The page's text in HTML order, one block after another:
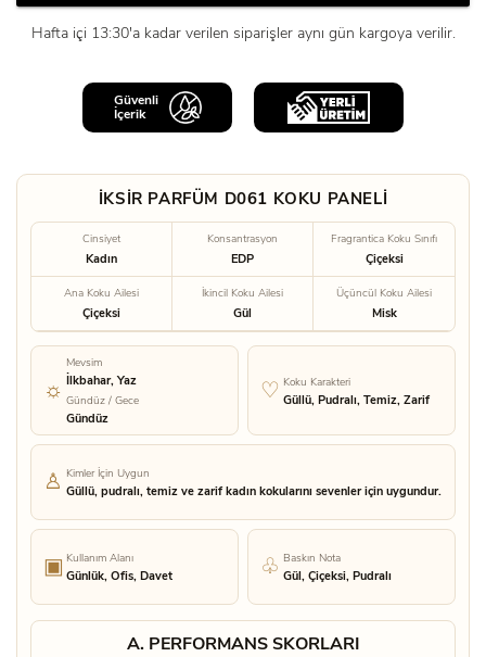
Hafta içi 13:30'a kadar verilen siparişler aynı gün kargoya verilir.
Güvenli
İçerik
İKSİR PARFÜM D061 KOKU PANELİ
Cinsiyet
Kadın
Konsantrasyon
EDP
Fragrantica Koku Sınıfı
Çiçeksi
Ana Koku Ailesi
Çiçeksi
İkincil Koku Ailesi
Gül
Üçüncül Koku Ailesi
Misk
Mevsim
İlkbahar, Yaz
Gündüz / Gece
Gündüz
Koku Karakteri
Güllü, Pudralı, Temiz, Zarif
Kimler İçin Uygun
Güllü, pudralı, temiz ve zarif kadın kokularını sevenler için uygundur.
Kullanım Alanı
Günlük, Ofis, Davet
Baskın Nota
Gül, Çiçeksi, Pudralı
A. PERFORMANS SKORLARI